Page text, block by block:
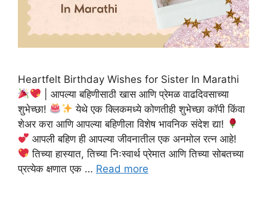
Heartfelt Birthday Wishes for Sister In Marathi
| आपल्या बहिणीसाठी खास आणि प्रेमळ वाढदिवसाच्या
शुभेच्छा!
येथे एक क्लिकमध्ये कोणतीही शुभेच्छा कॉपी किंवा
शेअर करा आणि आपल्या बहिणीला विशेष भावनिक संदेश द्या!
आपली बहिण ही आपल्या जीवनातील एक अनमोल रत्न आहे!
तिच्या हास्यात, तिच्या निःस्वार्थ प्रेमात आणि तिच्या सोबतच्या
प्रत्येक क्षणात एक … Read more